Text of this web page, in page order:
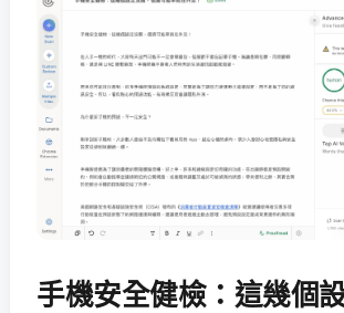
手機安全健檢：這幾個